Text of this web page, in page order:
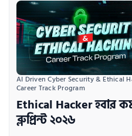
AI Driven Cyber Security & Ethical
Career Track Program
Ethical Hacker হবার
ব্লুপ্রিন্ট ২০২৬